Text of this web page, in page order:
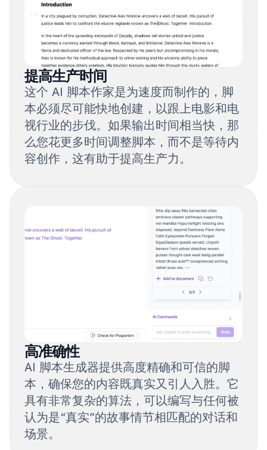
提高生产时间
这个 AI 脚本作家是为速度而制作的，脚
本必须尽可能快地创建，以跟上电影和电
视行业的步伐。如果输出时间相当快，那
么您花更多时间调整脚本，而不是等待内
容创作，这有助于提高生产力。
高准确性
AI 脚本生成器提供高度精确和可信的脚
本，确保您的内容既真实又引人入胜。它
具有非常复杂的算法，可以编写与任何被
认为是“真实”的故事情节相匹配的对话和
场景。